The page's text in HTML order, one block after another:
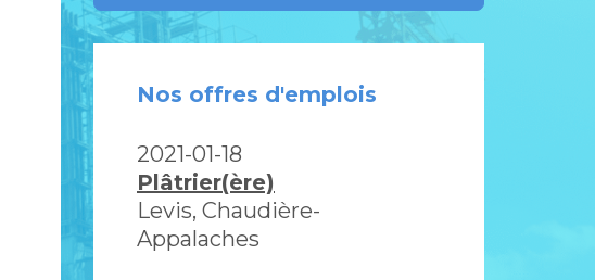
Nos offres d'emplois
2021-01-18
Plâtrier(ère)
Levis, Chaudière-
Appalaches